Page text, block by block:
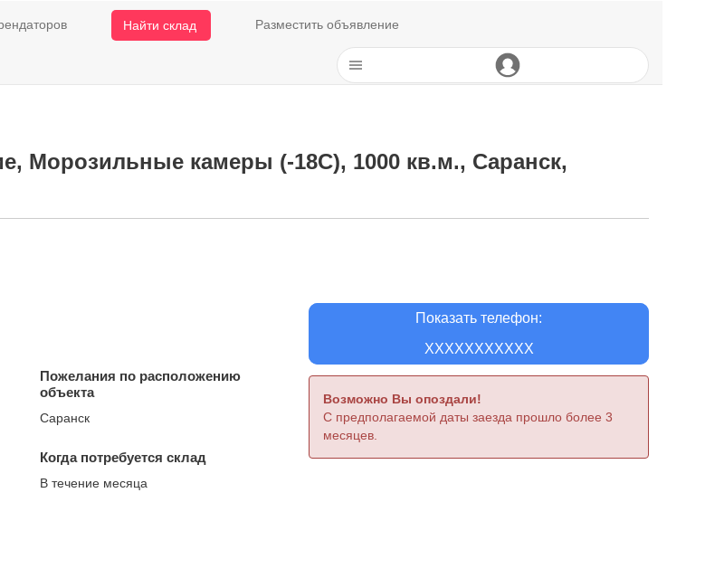
Найти склад Разместить объявление
Морозильные камеры (-18С), 1000 кв.м., Саранск,
Показать телефон:
XXXXXXXXXXX
Возможно Вы опоздали!
С предполагаемой даты заезда прошло более 3
месяцев.
Пожелания по расположению
объекта
Саранск
Когда потребуется склад
В течение месяца